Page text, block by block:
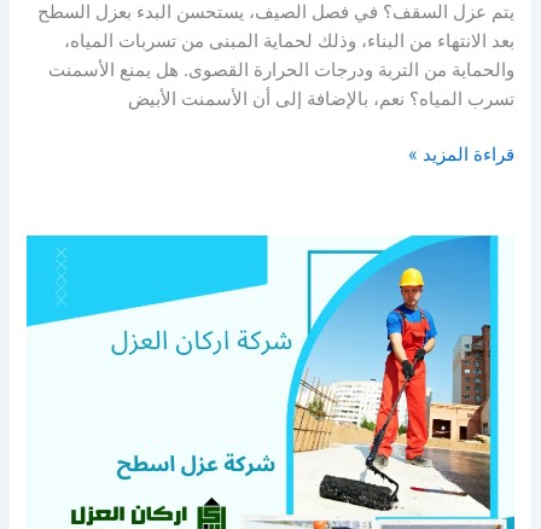
يتم عزل السقف؟ في فصل الصيف، يستحسن البدء بعزل السطح
بعد الانتهاء من البناء، وذلك لحماية المبنى من تسربات المياه،
والحماية من التربة ودرجات الحرارة القصوى. هل يمنع الأسمنت
تسرب المياه؟ نعم، بالإضافة إلى أن الأسمنت الأبيض
قراءة المزيد »
بشقراء